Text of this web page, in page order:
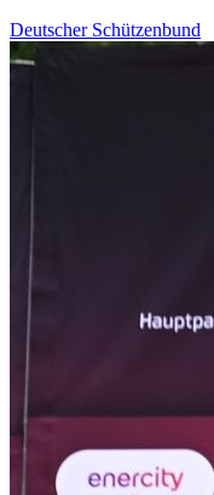
Deutscher Schützenbund